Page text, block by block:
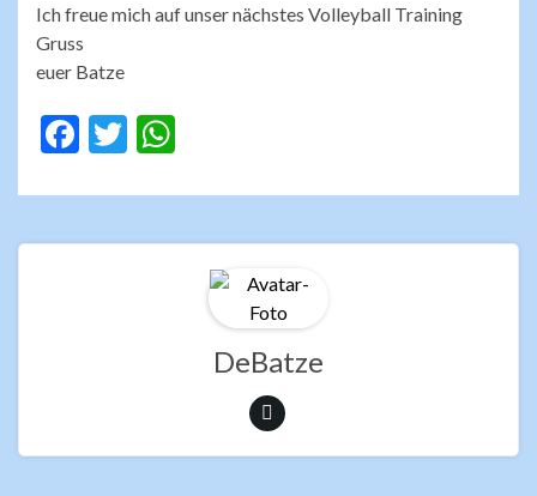
Ich freue mich auf unser nächstes Volleyball Training
Gruss
euer Batze
F
e
b
T
itt
er
at
s
DeBatze